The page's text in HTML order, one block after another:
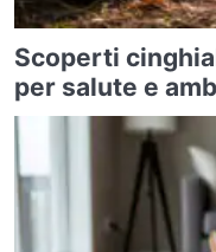
Scoperti
per salute e